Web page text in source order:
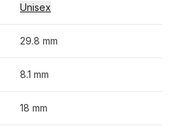
Unisex
29.8 mm
8.1 mm
18 mm